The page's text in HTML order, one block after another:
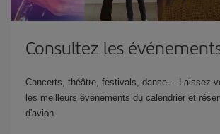
Consultez les
Concerts, théâtre, festivals, danse… Laissez-
les meilleurs événements du calendrier et
d'avion.